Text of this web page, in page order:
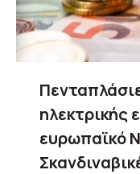
ηλεκτρικής
ευρωπαϊκό